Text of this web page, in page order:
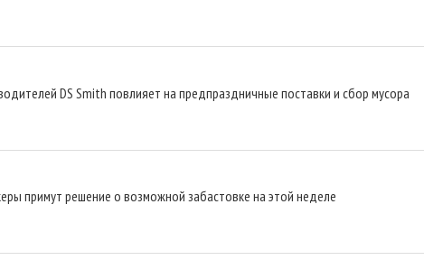
DS Smith повлияет на предпраздничные поставки и сбор мусора
примут решение о возможной забастовке на этой неделе